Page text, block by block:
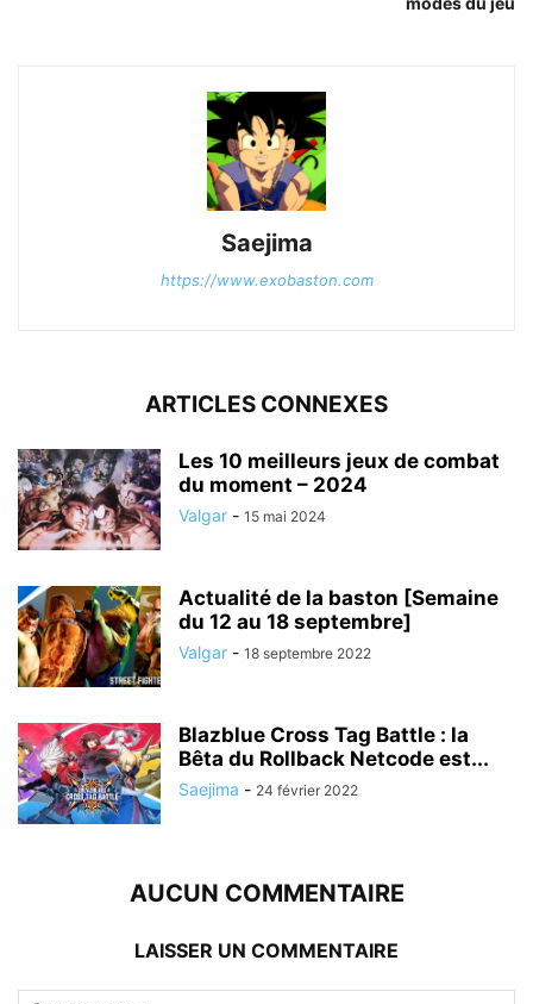
Saejima
https://www.exobaston.com
ARTICLES CONNEXES
Les 10 meilleurs jeux de combat
du moment – 2024
Valgar - 15 mai 2024
Actualité de la baston [Semaine
du 12 au 18 septembre]
Valgar - 18 septembre 2022
Blazblue Cross Tag Battle : la
Bêta du Rollback Netcode est...
Saejima - 24 février 2022
AUCUN COMMENTAIRE
LAISSER UN COMMENTAIRE